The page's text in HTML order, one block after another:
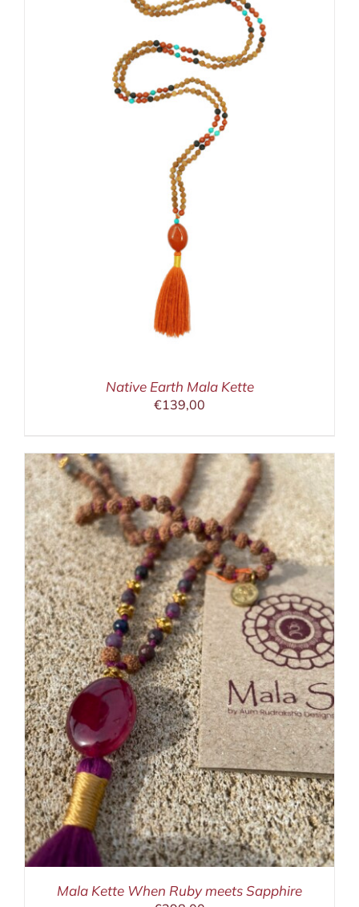
Native Earth Mala Kette
€139,00
Mala Kette When Ruby meets Sapphire